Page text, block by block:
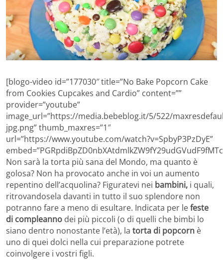
[blogo-video id=”177030″ title=”No Bake Popcorn Cake
from Cookies Cupcakes and Cardio” content=””
provider=”youtube”
image_url=”https://media.bebeblog.it/5/522/
jpg.png” thumb_maxres=”1″
url=”https://www.youtube.com/watch?v=SpbyP3PzDyE”
Non sarà la torta più sana del Mondo, ma quanto è
golosa? Non ha provocato anche in voi un aumento
repentino dell’acquolina? Figuratevi nei bambini, i quali,
ritrovandosela davanti in tutto il suo splendore non
potranno fare a meno di esultare. Indicata per lefeste
di compleanno dei più piccoli (o di quelli che bimbi lo
siano dentro nonostante l’età), la torta di popcorn è
uno di quei dolci nella cui preparazione potrete
coinvolgere i vostri figli.